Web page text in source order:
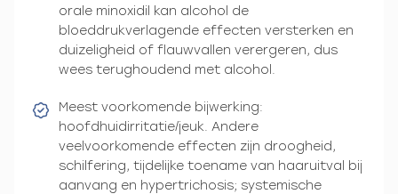
orale minoxidil kan alcohol de
bloeddrukverlagende effecten versterken en
duizeligheid of flauwvallen verergeren, dus
wees terughoudend met alcohol.
Meest voorkomende bijwerking:
hoofdhuidirritatie/jeuk. Andere
veelvoorkomende effecten zijn droogheid,
schilfering, tijdelijke toename van haaruitval bij
aanvang en hypertrichosis; systemische